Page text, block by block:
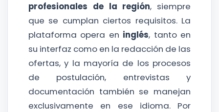
profesionales de la región, siempre
que se cumplan ciertos requisitos. La
plataforma opera en inglés, tanto en
su interfaz como en la redacción de las
ofertas, y la mayoría de los procesos
de postulación, entrevistas y
documentación también se manejan
exclusivamente en ese idioma. Por